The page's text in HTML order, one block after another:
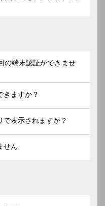
の端末認証ができませ
きますか？
表示されますか？
せん